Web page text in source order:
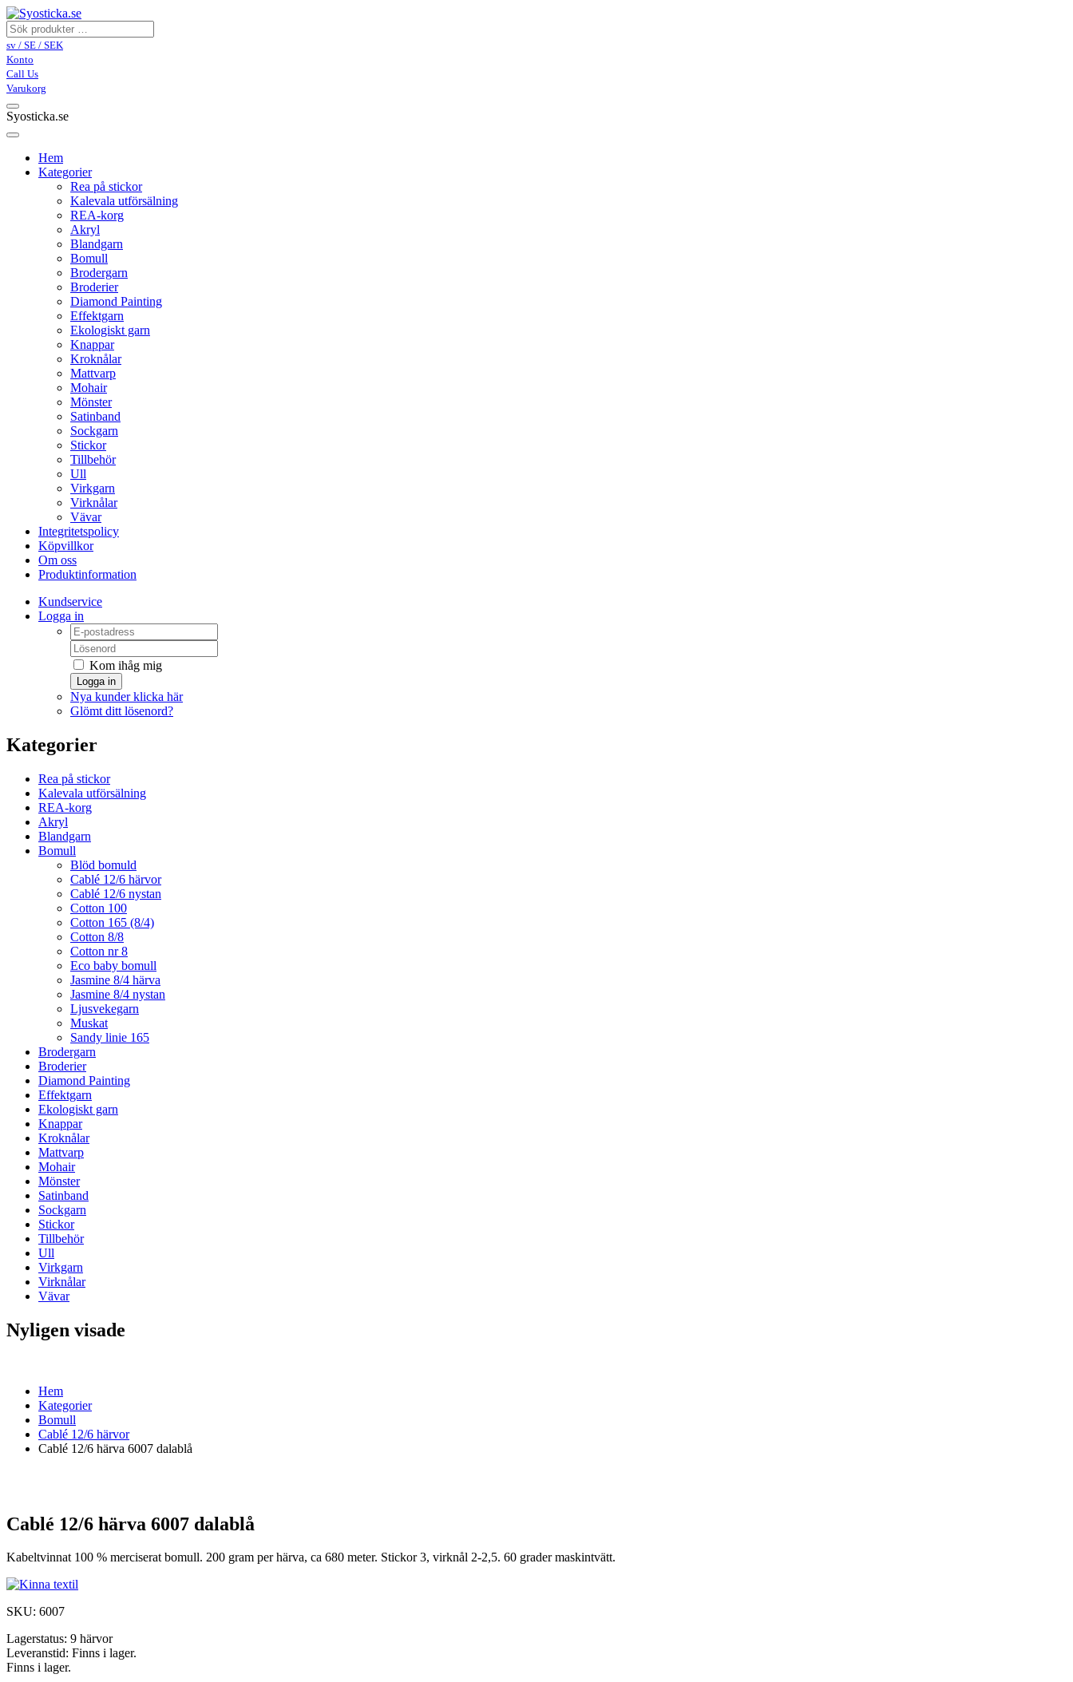
sv / SE / SEK
Konto
Call Us
Varukorg
Syosticka.se
Hem
Kategorier
Rea på stickor
Kalevala utförsälning
REA-korg
Akryl
Blandgarn
Bomull
Brodergarn
Broderier
Diamond Painting
Effektgarn
Ekologiskt garn
Knappar
Kroknålar
Mattvarp
Mohair
Mönster
Satinband
Sockgarn
Stickor
Tillbehör
Ull
Virkgarn
Virknålar
Vävar
Integritetspolicy
Köpvillkor
Om oss
Produktinformation
Kundservice
Logga in
Kom ihåg mig
Logga in
Nya kunder klicka här
Glömt ditt lösenord?
Kategorier
Rea på stickor
Kalevala utförsälning
REA-korg
Akryl
Blandgarn
Bomull
Blöd bomuld
Cablé 12/6 härvor
Cablé 12/6 nystan
Cotton 100
Cotton 165 (8/4)
Cotton 8/8
Cotton nr 8
Eco baby bomull
Jasmine 8/4 härva
Jasmine 8/4 nystan
Ljusvekegarn
Muskat
Sandy linie 165
Brodergarn
Broderier
Diamond Painting
Effektgarn
Ekologiskt garn
Knappar
Kroknålar
Mattvarp
Mohair
Mönster
Satinband
Sockgarn
Stickor
Tillbehör
Ull
Virkgarn
Virknålar
Vävar
Nyligen visade
Hem
Kategorier
Bomull
Cablé 12/6 härvor
Cablé 12/6 härva 6007 dalablå
Cablé 12/6 härva 6007 dalablå
Kabeltvinnat 100 % merciserat bomull. 200 gram per härva, ca 680 meter. Stickor 3, virknål 2-2,5. 60 grader maskintvätt.
SKU: 6007
Lagerstatus: 9 härvor
Leveranstid: Finns i lager.
Finns i lager.